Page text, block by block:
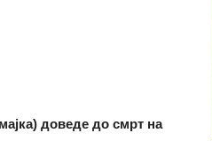
“А”
доведе до смрт на